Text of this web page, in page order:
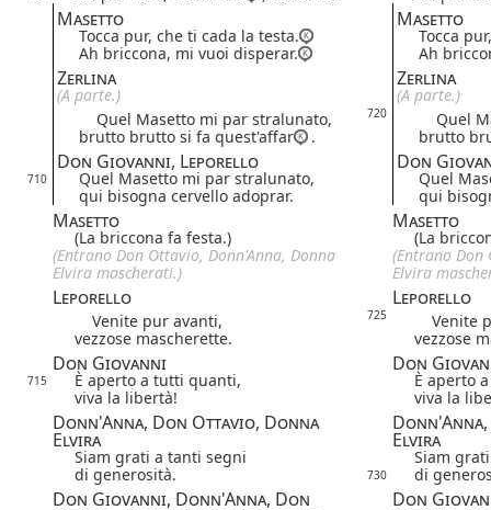
Masetto Masetto
Tocca pur, che ti cada la testa.
Tocca
Ah briccona, mi vuoi disperar.
Ah
Zerlina Zerlina
(A parte.)
(A parte.)
Quel Masetto mi par stralunato,
720
Quel
brutto brutto si fa quest'affar
. brutto
Don Giovanni, Leporello Don
710 Quel Masetto mi par stralunato,
Quel
qui bisogna cervello adoprar.
qui
Masetto Masetto
(La briccona fa festa.)
(La
(Entrano Don Ottavio, Donn'Anna, Donna
Elvira mascherati.)
(Entrano Don
Elvira
Leporello Leporello
Venite pur avanti, 725
Venite
vezzose mascherette.
vezzose
Don Giovanni Don
715 È aperto a tutti quanti,
È aperto
viva la libertà!
viva la
Donn'Anna, Don Ottavio, Donna
Elvira Elvira
Siam grati a tanti segni
Siam
di generosità.
730 di
Don Giovanni, Donn'Anna, Don Don